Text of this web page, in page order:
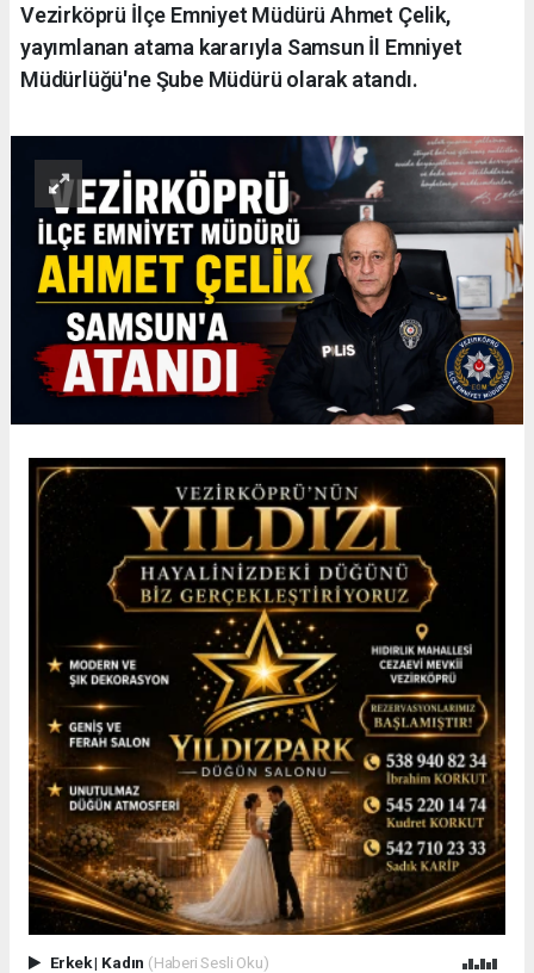
Vezirköprü İlçe Emniyet Müdürü Ahmet Çelik,
yayımlanan atama kararıyla Samsun İl Emniyet
Müdürlüğü'ne Şube Müdürü olarak atandı.
Erkek| Kadın (Haberi Sesli Oku)